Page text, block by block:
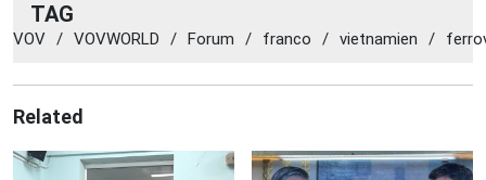
TAG
VOV / VOVWORLD / Forum / franco / vietnamien /
Related